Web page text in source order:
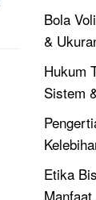
Bola
&
Hukum
Sistem
Etika